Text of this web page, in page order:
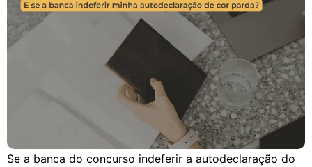
Se a banca do concurso indeferir a autodeclaração do